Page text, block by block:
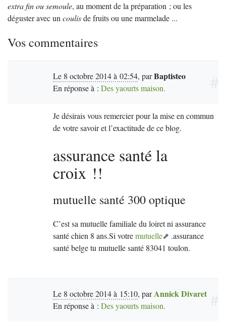
extra fin ou semoule, au moment de la préparation ; ou les
déguster avec uncoulisde fruits ou une marmelade ...
Vos commentaires
Le 8 octobre 2014 à 02:54, parBaptisteo
En réponse à : Des yaourts maison.
Je désirais vous remercier pour la mise en commun
de votre savoir et l’exactitude de ce blog.
assurance santé la
croix !!
mutuelle santé 300 optique
C’est sa mutuelle familiale du loiret ni assurance
santé chien 8 ans.Si votremutuelle
.assurance
santé belge tu mutuelle santé 83041 toulon.
Le 8 octobre 2014 à 15:10, parAnnick Divaret
En réponse à : Des yaourts maison.